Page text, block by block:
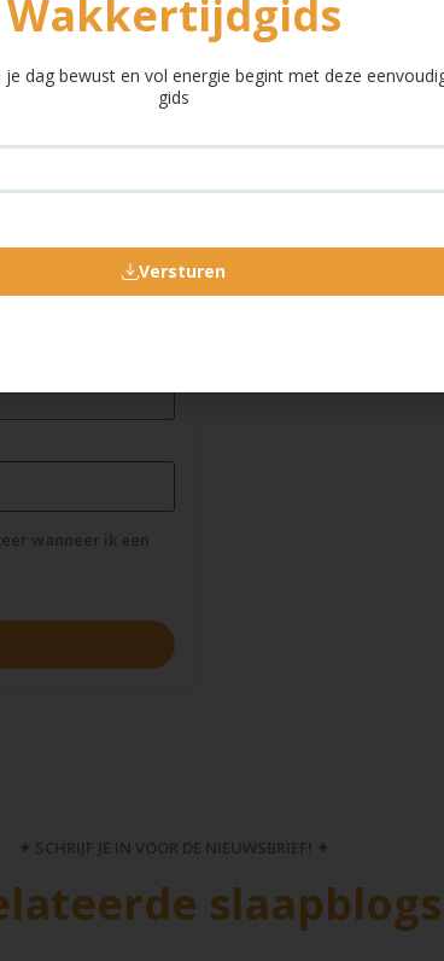
wanneer ik een
✦ SCHRIJF JE IN VOOR DE NIEUWSBRIEF! ✦
slaapblogs
Wakkertijdgids
dag bewust en vol energie begint met deze
gids
Versturen